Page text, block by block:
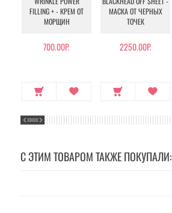
FILLING + - КРЕМ ОТ
МОРЩИН
700.00Р.
МАСКА ОТ ЧЕРНЫХ
ТОЧЕК
2250.00Р.
С ЭТИМ ТОВАРОМ ТАКЖЕ ПОКУПАЛИ: